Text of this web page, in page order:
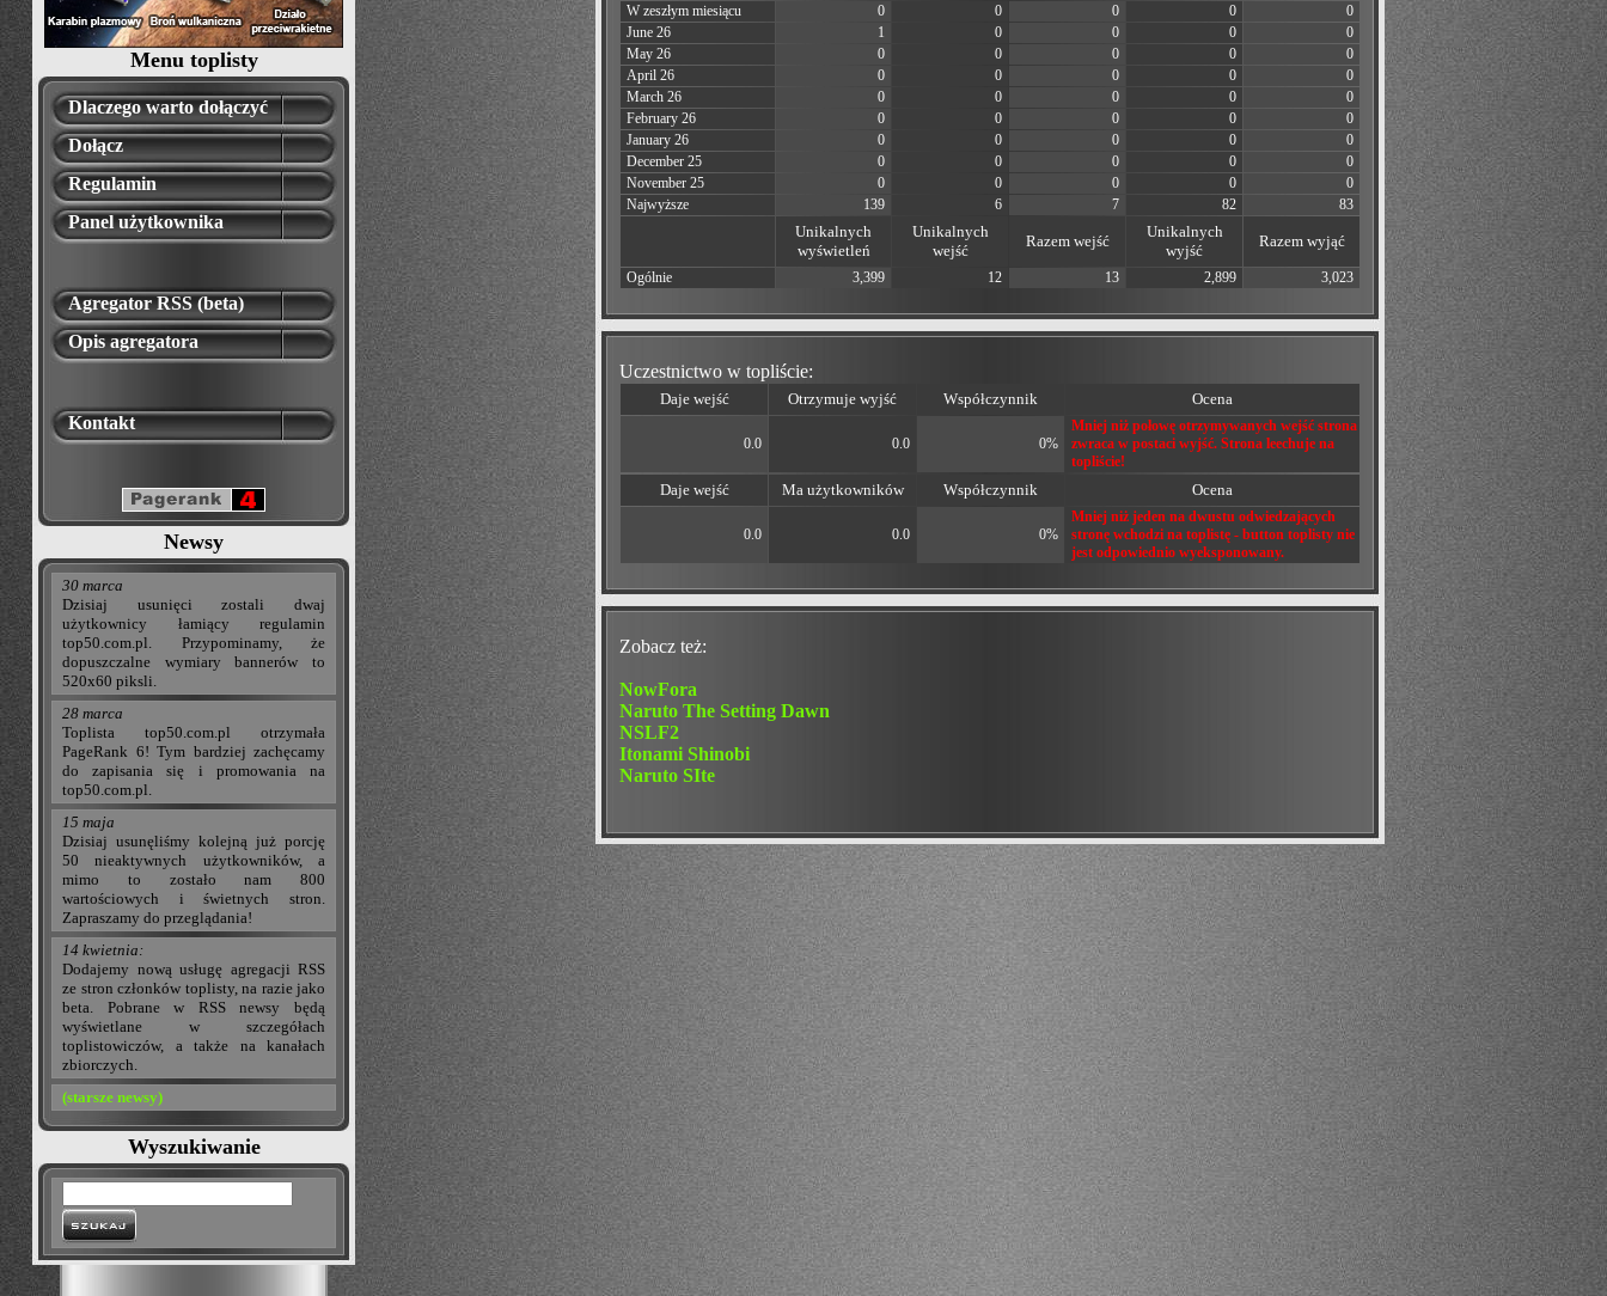
Menu toplisty
Dlaczego warto dołączyć
Dołącz
Regulamin
Panel użytkownika
Agregator RSS (beta)
Opis agregatora
Kontakt
Newsy
30 marca
Dzisiaj usunięci zostali dwaj
użytkownicy łamiący regulamin
top50.com.pl. Przypominamy, że
dopuszczalne wymiary bannerów to
520x60 piksli.
28 marca
Toplista top50.com.pl otrzymała
PageRank 6! Tym bardziej zachęcamy
do zapisania się i promowania na
top50.com.pl.
15 maja
Dzisiaj usunęliśmy kolejną już porcję
50 nieaktywnych użytkowników, a
mimo to zostało nam 800
wartościowych i świetnych stron.
Zapraszamy do przeglądania!
14 kwietnia:
Dodajemy nową usługę agregacji RSS
ze stron członków toplisty, na razie jako
beta. Pobrane w RSS newsy będą
wyświetlane w szczegółach
toplistowiczów, a także na kanałach
zbiorczych.
(starsze newsy)
Wyszukiwanie
W zeszłym miesiącu
0 0 0 0
0
June 26
1 0 0 0
0
May 26
0 0 0 0
0
April 26
0 0 0 0
0
March 26
0 0 0 0
0
February 26
0 0 0 0
0
January 26
0 0 0 0
0
December 25
0 0 0 0
0
November 25
0 0 0 0
0
Najwyższe
139 6 7 82 83
Unikalnych
wyświetleń
Unikalnych
wejść
Razem wejść
Unikalnych
wyjść
Razem wyjąć
Ogólnie 3,399 12 13 2,899 3,023
Uczestnictwo w topliście:
Daje wejść Otrzymuje wyjść Współczynnik Ocena
0.0 0.0 0%
Mniej niż połowę otrzymywanych wejść strona
zwraca w postaci wyjść. Strona leechuje na
topliście!
Daje wejść Ma użytkowników Współczynnik Ocena
0.0 0.0 0%
Mniej niż jeden na dwustu odwiedzających
stronę wchodzi na toplistę - button toplisty nie
jest odpowiednio wyeksponowany.
Zobacz też:
NowFora
Naruto The Setting Dawn
NSLF2
Itonami Shinobi
Naruto SIte